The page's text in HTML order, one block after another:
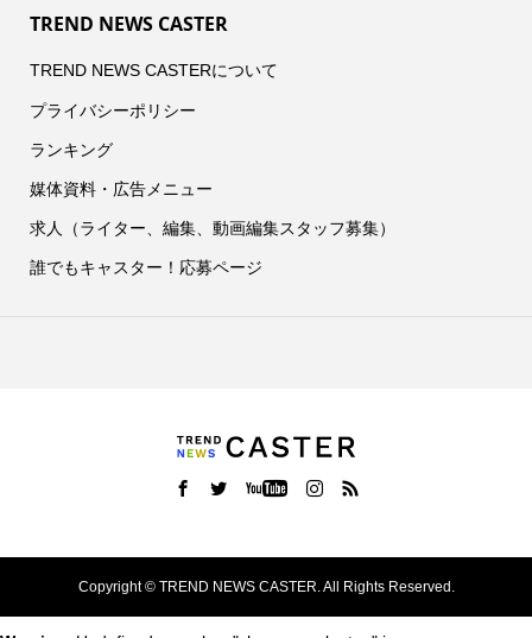
TREND NEWS CASTER
TREND NEWS CASTERについて
プライバシーポリシー
ランキング
媒体資料・広告メニュー
求人（ライター、編集、動画編集スタッフ募集）
誰でもキャスター！応募ページ
Copyright ©TREND NEWS CASTER. All Rights Reserved.